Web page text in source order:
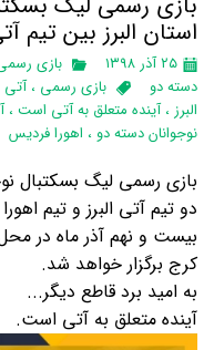
استان البرز‌ بین تیم
۲۵ آذر ۱۳۹۸ بازی
دسته دو
بازی رسمی ،آتی
البرز ،آینده متعلق به آتی است،
نوجوانان دسته دو ، اهورا فردیس
بازی رسمی لیگ بسکتبال
بیست و نهم آذر ماه در
کرج برگزار خواهد شد.
به امید برد قاطع دیگر...
آینده متعلق به آتی است.